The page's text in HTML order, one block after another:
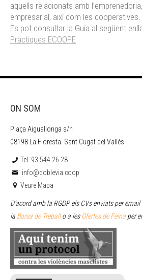
aquells relacionats amb
empresarial, així com les cooperatives.
Es pot consultar la Guia al següent
Pràctiques ECOOPE
ON SOM
Plaça Aiguallonga s/n
08198 La Floresta. Sant Cugat del Vallès
Tel. 93 544 26 28
info@doblevia.coop
Veure Mapa
D’acord amb la RGDP els CVs enviats per
la Borsa de Treballo a lesOfertes de Feina per